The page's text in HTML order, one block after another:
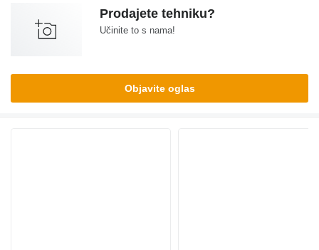
Prodajete tehniku?
Učinite to s nama!
Objavite oglas